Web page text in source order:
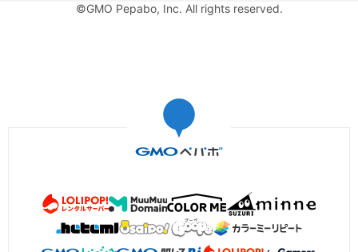
©GMO Pepabo, Inc. All rights reserved.